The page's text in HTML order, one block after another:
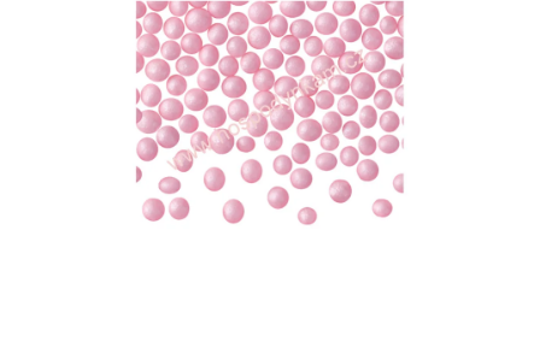
DO KUCHYNĚ
ZDRAVÉ PEČENÍ
DÁRKOVÉ POUKAZY